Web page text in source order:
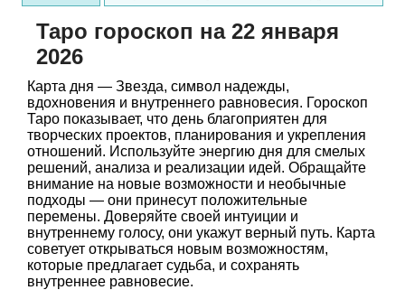
Таро гороскоп на 22 января
2026
Карта дня — Звезда, символ надежды,
вдохновения и внутреннего равновесия. Гороскоп
Таро показывает, что день благоприятен для
творческих проектов, планирования и укрепления
отношений. Используйте энергию дня для смелых
решений, анализа и реализации идей. Обращайте
внимание на новые возможности и необычные
подходы — они принесут положительные
перемены. Доверяйте своей интуиции и
внутреннему голосу, они укажут верный путь. Карта
советует открываться новым возможностям,
которые предлагает судьба, и сохранять
внутреннее равновесие.